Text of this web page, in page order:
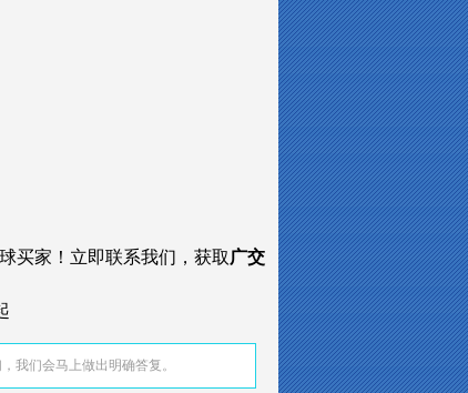
买家！立即联系我们，获取广交
我们会马上做出明确答复。